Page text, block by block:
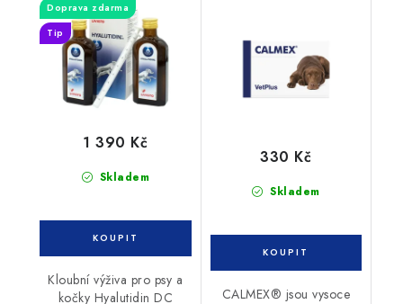
Doprava zdarma
Tip
Skladem
1 390 Kč
Kloubní výživa pro psy a
kočky Hyalutidin DC
Skladem
330 Kč
CALMEX® jsou vysoce